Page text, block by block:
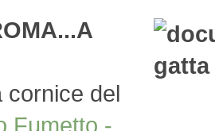
cornice del
Fumetto -